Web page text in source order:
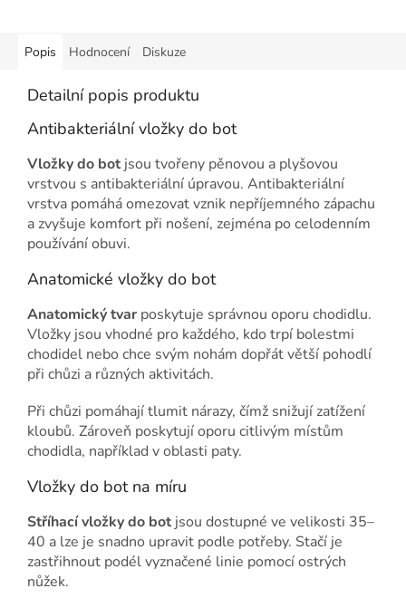
Popis Hodnocení Diskuze
Detailní popis produktu
Antibakteriální vložky do bot
Vložky do bot jsou tvořeny pěnovou a plyšovou
vrstvou s antibakteriální úpravou. Antibakteriální
vrstva pomáhá omezovat vznik nepříjemného zápachu
a zvyšuje komfort při nošení, zejména po celodenním
používání obuvi.
Anatomické vložky do bot
Anatomický tvar poskytuje správnou oporu chodidlu.
Vložky jsou vhodné pro každého, kdo trpí bolestmi
chodidel nebo chce svým nohám dopřát větší pohodlí
při chůzi a různých aktivitách.
Při chůzi pomáhají tlumit nárazy, čímž snižují zatížení
kloubů. Zároveň poskytují oporu citlivým místům
chodidla, například v oblasti paty.
Vložky do bot na míru
Stříhací vložky do bot jsou dostupné ve velikosti 35–
40 a lze je snadno upravit podle potřeby. Stačí je
zastřihnout podél vyznačené linie pomocí ostrých
nůžek.